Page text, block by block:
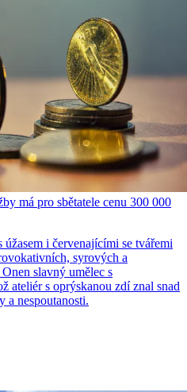
má pro sbětatele cenu 300 000
i červenajícími se tvářemi
syrových a
slavný umělec s
ateliér s oprýskanou zdí znal snad
a nespoutanosti.